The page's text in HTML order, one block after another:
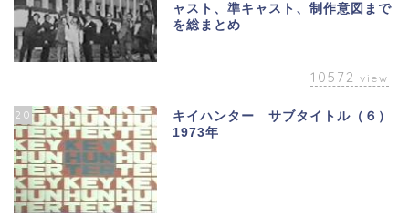
ャスト、準キャスト、制作意図まで
を総まとめ
10572 view
20
キイハンター サブタイトル（６）
1973年